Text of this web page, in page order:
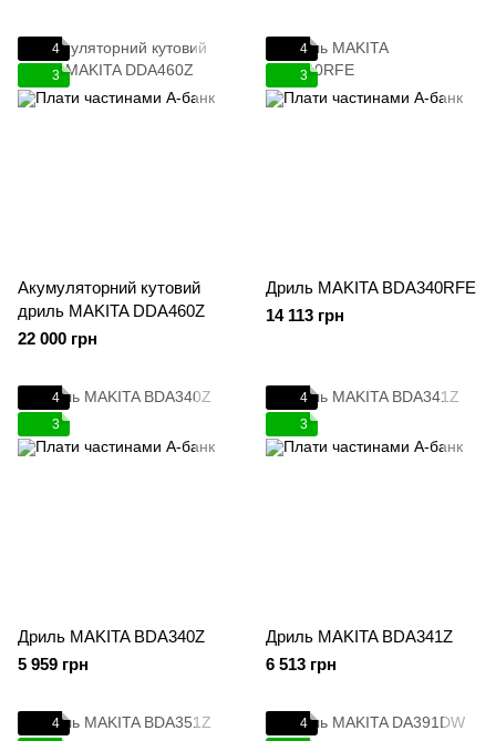
4
3
Акумуляторний кутовий
дриль MAKITA DDA460Z
22 000 грн
4
3
Дриль MAKITA BDA340RFE
14 113 грн
4
3
Дриль MAKITA BDA340Z
5 959 грн
4
3
Дриль MAKITA BDA341Z
6 513 грн
4
4